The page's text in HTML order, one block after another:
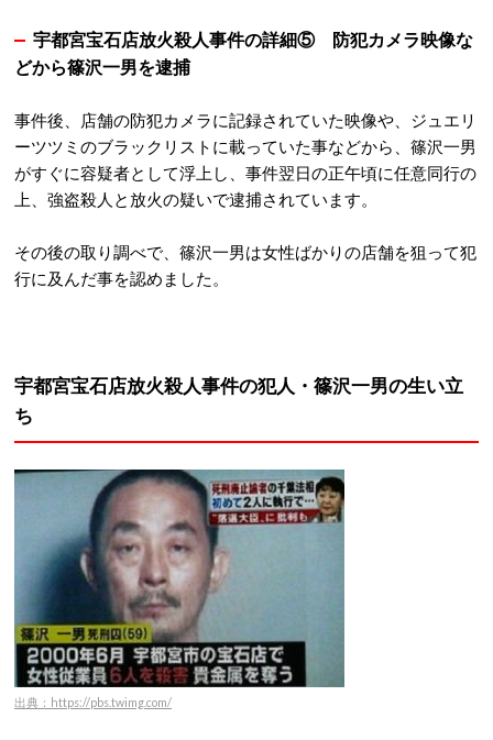
宇都宮宝石店放火殺人事件の詳細⑤ 防犯カメラ映像な
どから篠沢一男を逮捕
事件後、店舗の防犯カメラに記録されていた映像や、ジュエリ
ーツツミのブラックリストに載っていた事などから、篠沢一男
がすぐに容疑者として浮上し、事件翌日の正午頃に任意同行の
上、強盗殺人と放火の疑いで逮捕されています。
その後の取り調べで、篠沢一男は女性ばかりの店舗を狙って犯
行に及んだ事を認めました。
宇都宮宝石店放火殺人事件の犯人・篠沢一男の生い立
ち
出典：https://pbs.twimg.com/